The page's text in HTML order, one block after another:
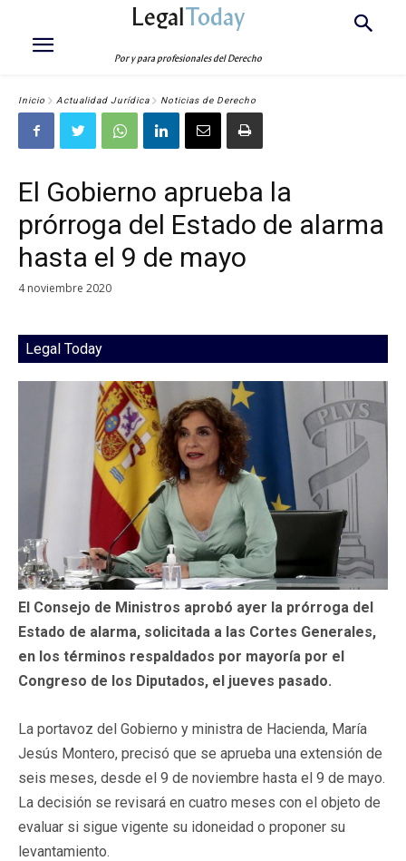
LegalToday
Por y para profesionales del Derecho
Inicio Actualidad Jurídica Noticias de Derecho
El Gobierno aprueba la
prórroga del Estado de alarma
hasta el 9 de mayo
4 noviembre 2020
Legal Today
El Consejo de Ministros aprobó ayer la prórroga del
Estado de alarma, solicitada a las Cortes Generales,
en los términos respaldados por mayoría por el
Congreso de los Diputados, el jueves pasado.
La portavoz del Gobierno y ministra de Hacienda, María
Jesús Montero, precisó que se aprueba una extensión de
seis meses, desde el 9 de noviembre hasta el 9 de mayo.
La decisión se revisará en cuatro meses con el objeto de
evaluar si sigue vigente su idoneidad o proponer su
levantamiento.